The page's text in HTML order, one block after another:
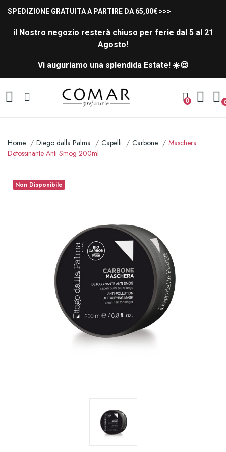
SPEDIZIONE GRATUITA A PARTIRE DA 65,00€ >>>
il Nostro negozio resterà chiuso per ferie dal 5 al 21
Agosto!
Vi auguriamo una splendida Estate! ☀️😍
0
Home Diego dalla Palma Capelli Carbone
Maschera
Detossinante Anti Smog 200ml
Non Disponibile